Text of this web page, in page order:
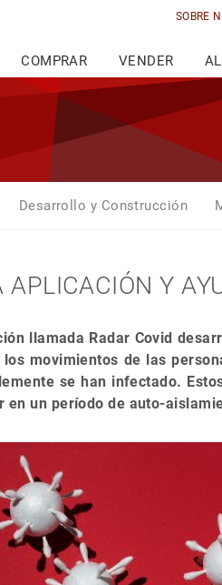
SOBRE
COMPRAR VENDER
Desarrollo y Construcción
APLICACIÓN Y
llamada Radar Covid
movimientos de las
se han infectado.
en un período de auto-